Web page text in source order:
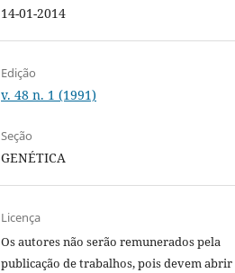
14-01-2014
Edição
v. 48 n. 1 (1991)
Seção
GENÉTICA
Licença
Os autores não serão remunerados pela
publicação de trabalhos, pois devem abrir